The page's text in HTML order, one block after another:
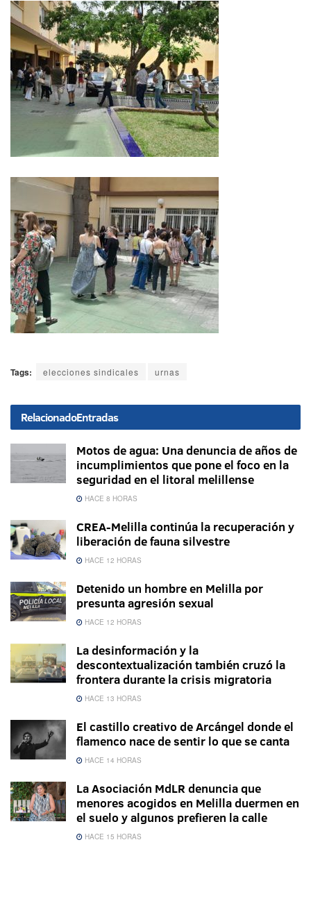
Tags: elecciones sindicales urnas
RelacionadoEntradas
Motos de agua: Una denuncia de años de
incumplimientos que pone el foco en la
seguridad en el litoral melillense
HACE 8 HORAS
CREA-Melilla continúa la recuperación y
liberación de fauna silvestre
HACE 12 HORAS
Detenido un hombre en Melilla por
presunta agresión sexual
HACE 12 HORAS
La desinformación y la
descontextualización también cruzó la
frontera durante la crisis migratoria
HACE 13 HORAS
El castillo creativo de Arcángel donde el
flamenco nace de sentir lo que se canta
HACE 14 HORAS
La Asociación MdLR denuncia que
menores acogidos en Melilla duermen en
el suelo y algunos prefieren la calle
HACE 15 HORAS